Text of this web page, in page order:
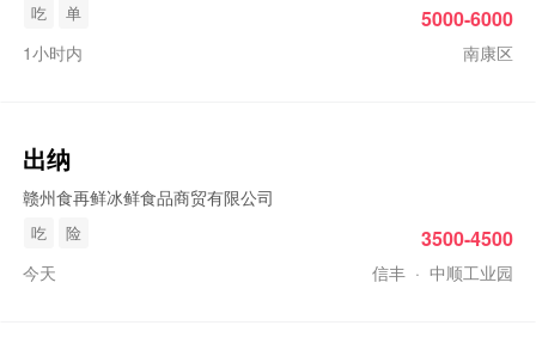
吃 单
1小时内 南康区
5000-6000
出纳
赣州食再鲜冰鲜食品商贸有限公司
吃 险
今天 信丰 · 中顺工业园
3500-4500